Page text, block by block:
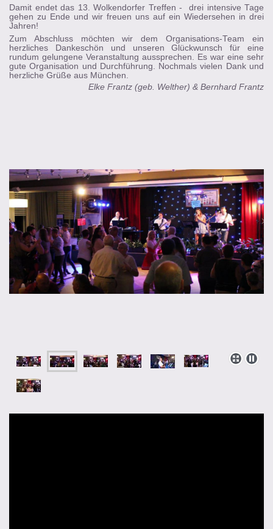
Damit endet das 13. Wolkendorfer Treffen - drei intensive Tage
gehen zu Ende und wir freuen uns auf ein Wiedersehen in drei
Jahren!
Zum Abschluss möchten wir dem Organisations-Team ein
herzliches Dankeschön und unseren Glückwunsch für eine
rundum gelungene Veranstaltung aussprechen. Es war eine sehr
gute Organisation und Durchführung. Nochmals vielen Dank und
herzliche Grüße aus München.
Elke Frantz (geb. Welther) & Bernhard Frantz